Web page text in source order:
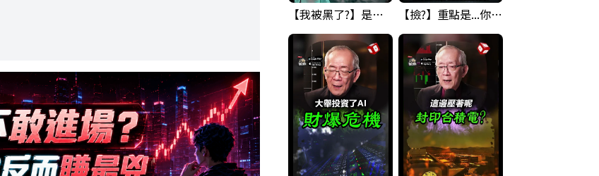
【我被黑了?】是真的聽不懂嗎...還是... #股票分析 #因果分析 【撿?】重點是...你敢撿嗎? 要撿什麼??? #科技四巨頭 #股票分析 #投資